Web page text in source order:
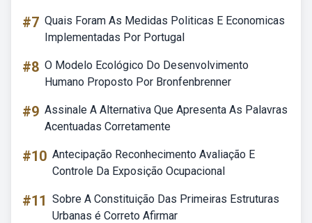
#7 Quais Foram As Medidas Politicas E Economicas
Implementadas Por Portugal
#8 O Modelo Ecológico Do Desenvolvimento
Humano Proposto Por Bronfenbrenner
#9 Assinale A Alternativa Que Apresenta As Palavras
Acentuadas Corretamente
#10 Antecipação Reconhecimento Avaliação E
Controle Da Exposição Ocupacional
#11 Sobre A Constituição Das Primeiras Estruturas
Urbanas é Correto Afirmar